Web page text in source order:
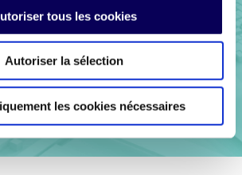
tous les cookies
Autoriser la sélection
les cookies nécessaires